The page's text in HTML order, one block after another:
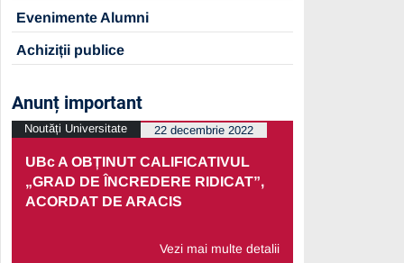
Evenimente Alumni
Achiziții publice
Anunț important
UBc A OBȚINUT CALIFICATIVUL
„GRAD DE ÎNCREDERE RIDICAT”,
ACORDAT DE ARACIS
Vezi mai multe detalii
Noutăți Universitate 22 decembrie 2022